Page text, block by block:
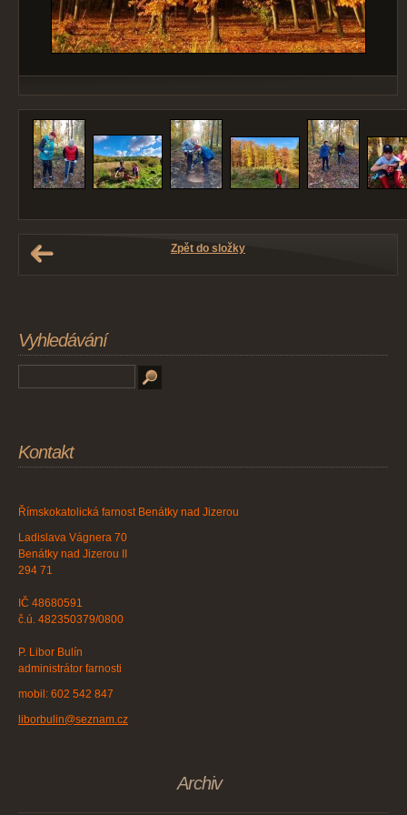
Zpět do složky
Vyhledávání
Kontakt
Římskokatolická farnost Benátky nad Jizerou
Ladislava Vágnera 70
Benátky nad Jizerou II
294 71
IČ 48680591
č.ú. 482350379/0800
P. Libor Bulín
administrátor farnosti
mobil: 602 542 847
liborbulin@seznam.cz
Archiv